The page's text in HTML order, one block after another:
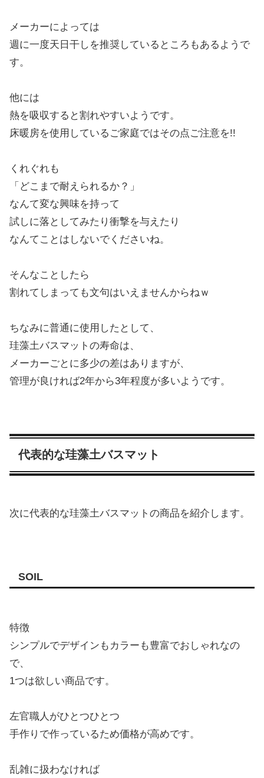
メーカーによっては
週に一度天日干しを推奨しているところもあるようで
す。
他には
熱を吸収すると割れやすいようです。
床暖房を使用しているご家庭ではその点ご注意を!!
くれぐれも
「どこまで耐えられるか？」
なんて変な興味を持って
試しに落としてみたり衝撃を与えたり
なんてことはしないでくださいね。
そんなことしたら
割れてしまっても文句はいえませんからねｗ
ちなみに普通に使用したとして、
珪藻土バスマットの寿命は、
メーカーごとに多少の差はありますが、
管理が良ければ2年から3年程度が多いようです。
代表的な珪藻土バスマット
次に代表的な珪藻土バスマットの商品を紹介します。
SOIL
特徴
シンプルでデザインもカラーも豊富でおしゃれなの
で、
1つは欲しい商品です。
左官職人がひとつひとつ
手作りで作っているため価格が高めです。
乱雑に扱わなければ